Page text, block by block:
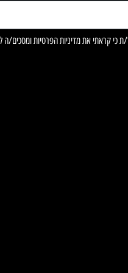
ת כי קראתי אתמדיניות הפרטיותומסכים/ה